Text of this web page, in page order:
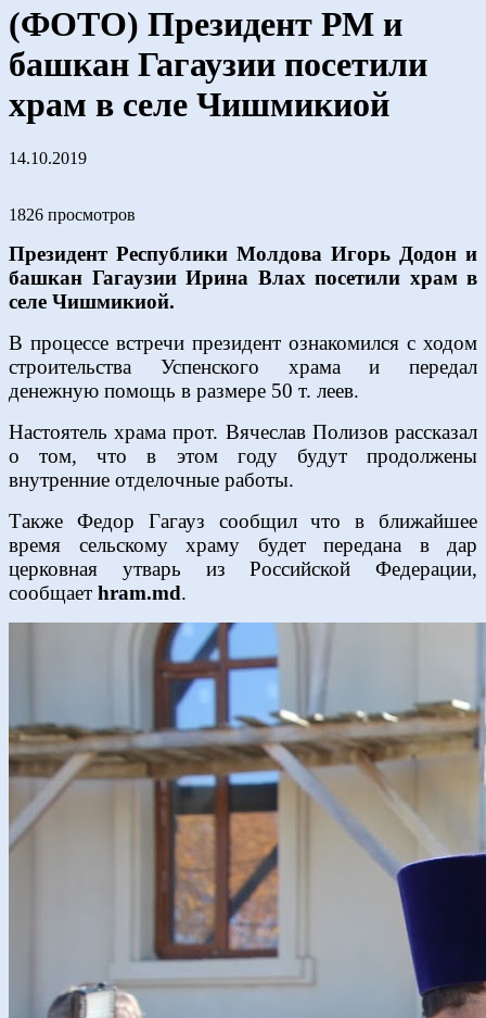
(ФОТО) Президент РМ и
башкан Гагаузии посетили
храм в селе Чишмикиой
14.10.2019
1826 просмотров
Президент Республики Молдова Игорь Додон и
башкан Гагаузии Ирина Влах посетили храм в
селе Чишмикиой.
В процессе встречи президент ознакомился с ходом
строительства Успенского храма и передал
денежную помощь в размере 50 т. леев.
Настоятель храма прот. Вячеслав Полизов рассказал
о том, что в этом году будут продолжены
внутренние отделочные работы.
Также Федор Гагауз сообщил что в ближайшее
время сельскому храму будет передана в дар
церковная утварь из Российской Федерации,
сообщает hram.md.